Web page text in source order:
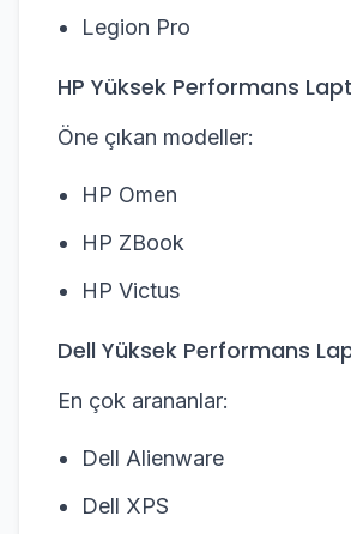
Legion Pro
HP Yüksek Performans
Öne çıkan modeller:
HP Omen
HP ZBook
HP Victus
Dell Yüksek Performans
En çok arananlar:
Dell Alienware
Dell XPS